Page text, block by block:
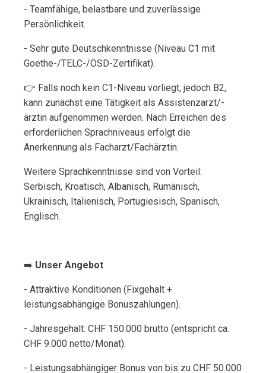
- Teamfähige, belastbare und zuverlässige
Persönlichkeit.
- Sehr gute Deutschkenntnisse (Niveau C1 mit
Goethe-/TELC-/ÖSD-Zertifikat).
👉 Falls noch kein C1-Niveau vorliegt, jedoch B2,
kann zunächst eine Tätigkeit als Assistenzarzt/-
ärztin aufgenommen werden. Nach Erreichen des
erforderlichen Sprachniveaus erfolgt die
Anerkennung als Facharzt/Fachärztin.
Weitere Sprachkenntnisse sind von Vorteil:
Serbisch, Kroatisch, Albanisch, Rumänisch,
Ukrainisch, Italienisch, Portugiesisch, Spanisch,
Englisch.
➡️ Unser Angebot
- Attraktive Konditionen (Fixgehalt +
leistungsabhängige Bonuszahlungen).
- Jahresgehalt: CHF 150.000 brutto (entspricht ca.
CHF 9.000 netto/Monat).
- Leistungsabhängiger Bonus von bis zu CHF 50.000